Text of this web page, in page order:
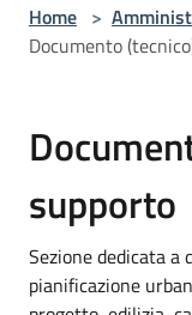
Home >
Documento
supporto
Sezione dedicata
pianificazione